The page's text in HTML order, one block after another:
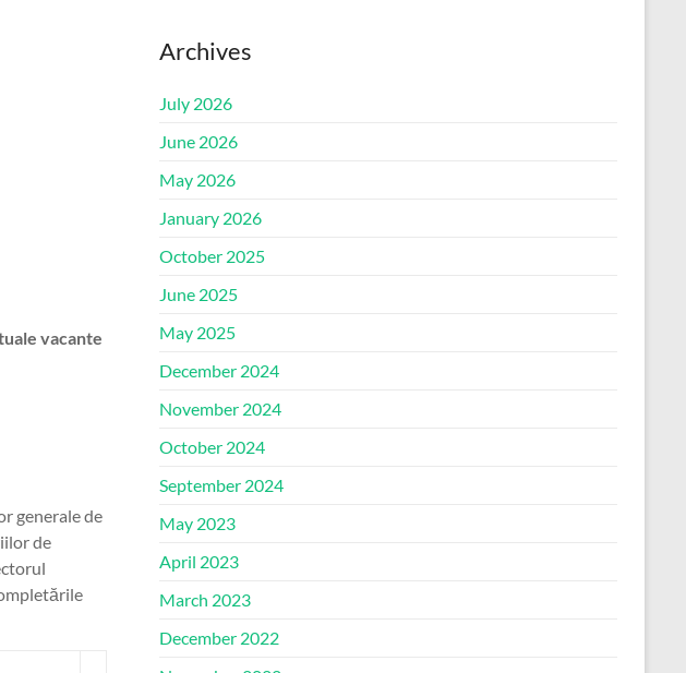
vacante
generale de
de
Archives
July 2026
June 2026
May 2026
January 2026
October 2025
June 2025
May 2025
December 2024
November 2024
October 2024
September 2024
May 2023
April 2023
March 2023
December 2022